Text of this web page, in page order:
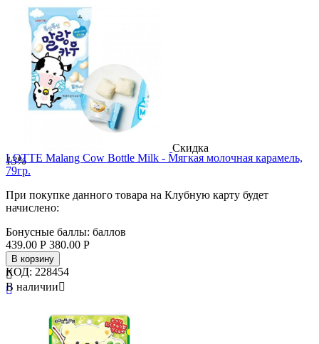
Скидка
13%
LOTTE Malang Cow Bottle Milk - Мягкая молочная карамель,
79гр.
При покупке данного товара на Клубную карту будет
начислено:
Бонусные баллы: баллов
439.00 Р 380.00 Р
В корзину


КОД: 228454
В наличии